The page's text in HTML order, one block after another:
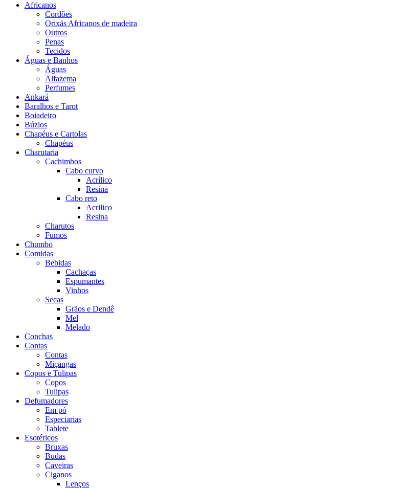
Africanos
Cordões
Orixás Africanos de madeira
Outros
Penas
Tecidos
Águas e Banhos
Águas
Alfazema
Perfumes
Ankará
Baralhos e Tarot
Boiadeiro
Búzios
Chapéus e Cartolas
Chapéus
Charutaria
Cachimbos
Cabo curvo
Acrílico
Resina
Cabo reto
Acrilico
Resina
Charutos
Fumos
Chumbo
Comidas
Bebidas
Cachaças
Espumantes
Vinhos
Secas
Grãos e Dendê
Mel
Melado
Conchas
Contas
Contas
Miçangas
Copos e Tulipas
Copos
Tulipas
Defumadores
Em pó
Especiarias
Tablete
Esotéricos
Bruxas
Budas
Caveiras
Ciganos
Lenços